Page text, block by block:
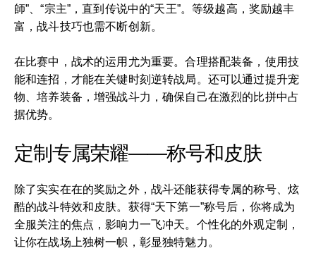
師”、“宗主”，直到传说中的“天王”。等级越高，奖励越丰
富，战斗技巧也需不断创新。
在比赛中，战术的运用尤为重要。合理搭配装备，使用技
能和连招，才能在关键时刻逆转战局。还可以通过提升宠
物、培养装备，增强战斗力，确保自己在激烈的比拼中占
据优势。
定制专属荣耀——称号和皮肤
除了实实在在的奖励之外，战斗还能获得专属的称号、炫
酷的战斗特效和皮肤。获得“天下第一”称号后，你将成为
全服关注的焦点，影响力一飞冲天。个性化的外观定制，
让你在战场上独树一帜，彰显独特魅力。